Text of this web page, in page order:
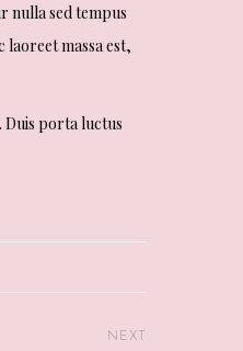
nulla sed tempus
laoreet massa est,
Duis porta luctus
NEXT